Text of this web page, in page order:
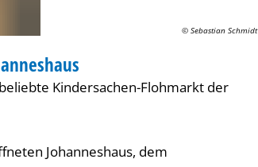
© Sebastian Schmidt
Kindersachen-Flohmarkt der
Johanneshaus, dem